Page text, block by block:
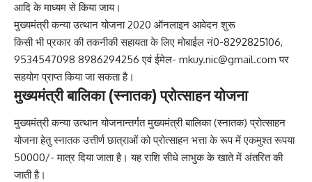
आदि के माध्यम से किया जाय।
मुख्यमंत्री कन्या उत्थान योजना 2020 ऑनलाइन आवेदन शुरू
किसी भी प्रकार की तकनीकी सहायता के लिए मोबाईल नं0-8292825106,
9534547098 8986294256 एवं ईमेल- mkuy.nic@gmail.com पर
सहयोग प्राप्त किया जा सकता है।
मुख्यमंत्री बालिका (स्नातक) प्रोत्साहन योजना
मुख्यमंत्री कन्या उत्थान योजनान्तर्गत मुख्यमंत्री बालिका (स्नातक) प्रोत्साहन
योजना हेतु स्नातक उत्तीर्ण छात्राओं को प्रोत्साहन भत्ता के रूप में एकमुश्त रूपया
50000/- मात्र दिया जाता है। यह राशि सीधे लाभुक के खाते में अंतरित की
जाती है।